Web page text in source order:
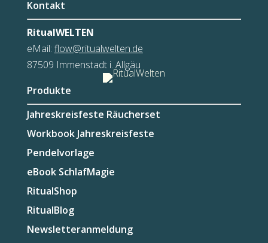
Kontakt
RitualWELTEN
eMail: flow@ritualwelten.de
87509 Immenstadt i. Allgäu
Produkte
Jahreskreisfeste Räucherset
Workbook Jahreskreisfeste
Pendelvorlage
eBook SchlafMagie
RitualShop
RitualBlog
Newsletteranmeldung